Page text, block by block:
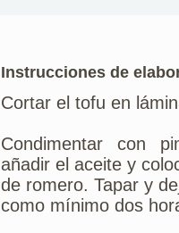
Instrucciones de
Cortar el tofu en
Condimentar con
añadir el aceite y
de romero. Tapar y
como mínimo dos